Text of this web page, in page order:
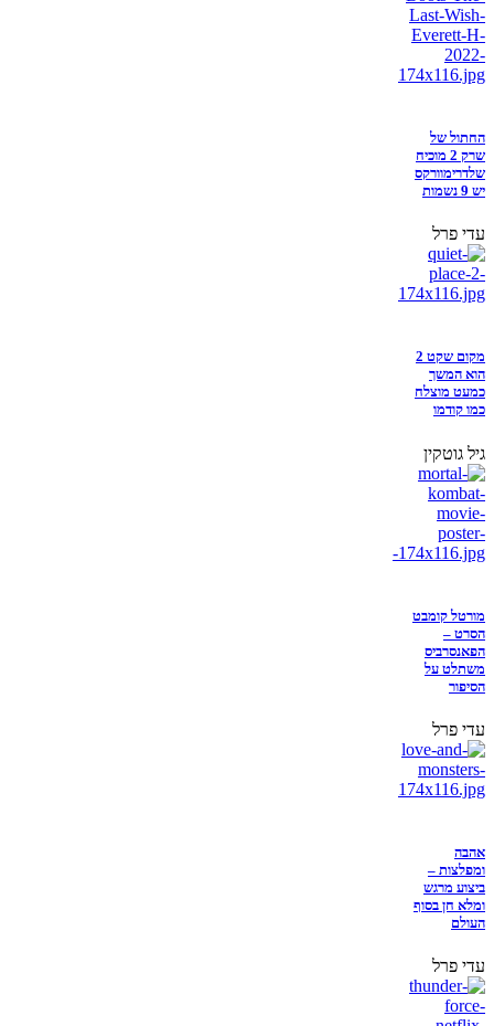
החתול של
שרק 2 מוכיח
שלדרימוורקס
יש 9 נשמות
עדי פרל
מקום שקט 2
הוא המשך
כמעט מוצלח
כמו קודמו
גיל גוטקין
מורטל קומבט
הסרט –
הפאנסרביס
משתלט על
הסיפור
עדי פרל
אהבה
ומפלצות –
ביצוע מרגש
ומלא חן בסוף
העולם
עדי פרל